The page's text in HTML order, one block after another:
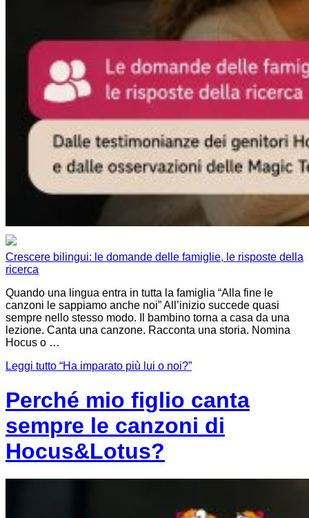
Crescere bilingui: le domande delle famiglie, le risposte della
ricerca
Quando una lingua entra in tutta la famiglia “Alla fine le
canzoni le sappiamo anche noi” All’inizio succede quasi
sempre nello stesso modo. Il bambino torna a casa da una
lezione. Canta una canzone. Racconta una storia. Nomina
Hocus o …
Leggi tutto “Ha imparato più lui o noi?”
Perché mio figlio canta
sempre le canzoni di
Hocus&Lotus?